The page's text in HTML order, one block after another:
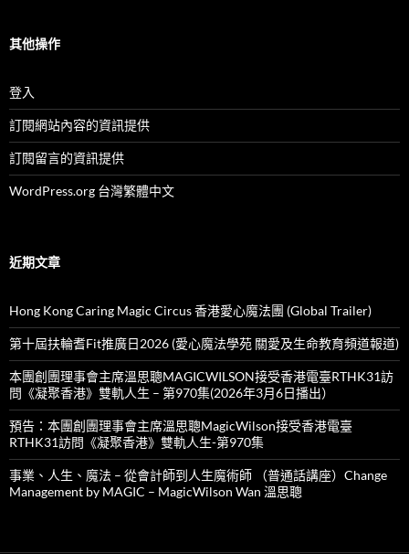
字:
其他操作
登入
訂閱網站內容的資訊提供
訂閱留言的資訊提供
WordPress.org 台灣繁體中文
近期文章
Hong Kong Caring Magic Circus 香港愛心魔法團 (Global Trailer)
第十屆扶輪耆Fit推廣日2026 (愛心魔法學苑 關愛及生命教育頻道報道)
本團創團理事會主席溫思聰MAGICWILSON接受香港電臺RTHK31訪
問《凝聚香港》雙軌人生 – 第970集(2026年3月6日播出）
預告：本團創團理事會主席溫思聰MagicWilson接受香港電臺
RTHK31訪問《凝聚香港》雙軌人生-第970集
事業、人生、魔法 – 從會計師到人生魔術師 （普通話講座）Change
Management by MAGIC – MagicWilson Wan 溫思聰